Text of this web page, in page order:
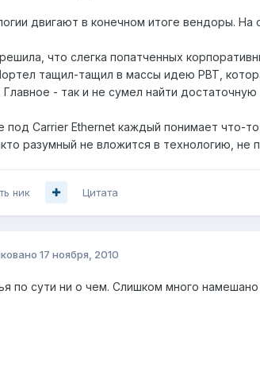
двигают в конечном итоге вендоры. На
что слегка попатченных
тащил-тащил в массы идею PBT,
Главное - так и не сумел найти
под Carrier Ethernet каждый понимает что-
разумный не вложится в технологию,
ник Цитата
17 ноября, 2010
по сути ни о чем. Слишком много намешано